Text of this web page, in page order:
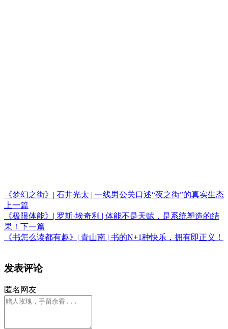
《梦幻之街》| 石井光太 | 一线男公关口述“夜之街”的真实生态
上一篇
《极限体能》| 罗斯·埃奇利 | 体能不是天赋，是系统塑造的结
果！ 下一篇
《书怎么读都有趣》| 青山南 | 书的N+1种快乐，拥有即正义！
发表评论
匿名网友